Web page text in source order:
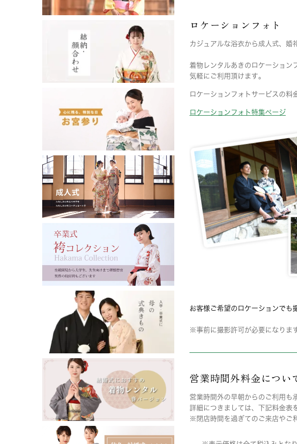
ロケーションフォト
カジュアルな浴衣から成人式、婚
着物レンタルあきのロケーション
気軽にご利用頂けます。
ロケーションフォトサービスの料
ロケーションフォト特集ページ
お客様ご希望のロケーションでも
※事前に撮影許可が必要になりま
営業時間外料金につい
営業時間外の早朝からのご利用も
詳細につきましては、下記料金表
※閉店時間を過ぎてのご来店やご